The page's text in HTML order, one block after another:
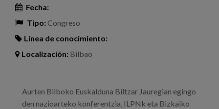
Fecha:
Tipo:Congreso
Línea de conocimiento:
Localización: Bilbao
Aurten Bilboko Euskalduna Biltzar Jauregian egingo
den nazioarteko konferentzia, ILPNk eta Bizkaiko